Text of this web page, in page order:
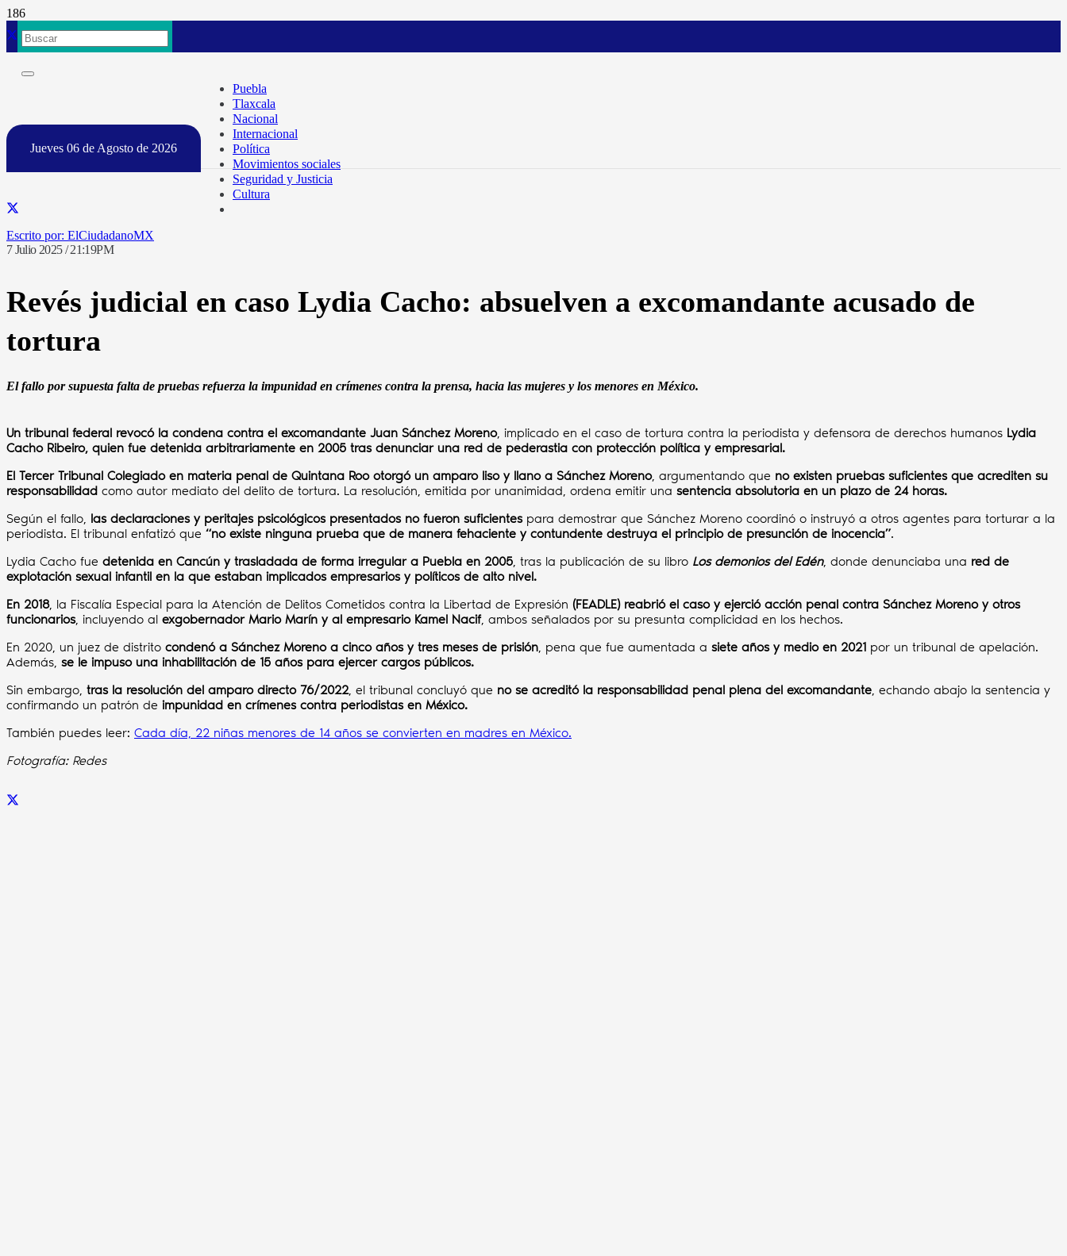
Jueves 06 de Agosto de 2026
Puebla
Tlaxcala
Nacional
Internacional
Política
Movimientos sociales
Seguridad y Justicia
Cultura
ElCiudadanoMX
7 Julio 2025 / 21:19PM
Revés judicial en caso Lydia Cacho: absuelven a excomandante acusado de
tortura
El fallo por supuesta falta de pruebas refuerza la impunidad en crímenes contra la prensa, hacia las mujeres y los menores en México.
Un tribunal federal revocó la condena contra el excomandante Juan Sánchez Moreno, implicado en el caso de tortura contra la periodista y defensora de derechos humanos Lydia
Cacho Ribeiro, quien fue detenida arbitrariamente en 2005 tras denunciar una red de pederastia con protección política y empresarial.
El Tercer Tribunal Colegiado en materia penal de Quintana Roo otorgó un amparo liso y llano a Sánchez Moreno, argumentando que no existen pruebas suficientes que acrediten su
responsabilidad como autor mediato del delito de tortura. La resolución, emitida por unanimidad, ordena emitir una sentencia absolutoria en un plazo de 24 horas.
Según el fallo, las declaraciones y peritajes psicológicos presentados no fueron suficientespara demostrar que Sánchez Moreno coordinó o instruyó a otros agentes para torturar a la
periodista. El tribunal enfatizó que “no existe ninguna prueba que de manera fehaciente y contundente destruya el principio de presunción de inocencia”.
Lydia Cacho fue detenida en Cancún y trasladada de forma irregular a Puebla en 2005, tras la publicación de su libro Los demonios del Edén, donde denunciaba una red de
explotación sexual infantil en la que estaban implicados empresarios y políticos de alto nivel.
En 2018, la Fiscalía Especial para la Atención de Delitos Cometidos contra la Libertad de Expresión (FEADLE) reabrió el caso y ejerció acción penal contra Sánchez Moreno y otros
funcionarios, incluyendo al exgobernador Mario Marín y al empresario Kamel Nacif, ambos señalados por su presunta complicidad en los hechos.
En 2020, un juez de distrito condenó a Sánchez Moreno a cinco años y tres meses de prisión, pena que fue aumentada a siete años y medio en 2021 por un tribunal de apelación.
Además, se le impuso una inhabilitación de 15 años para ejercer cargos públicos.
Sin embargo, tras la resolución del amparo directo 76/2022, el tribunal concluyó que no se acreditó la responsabilidad penal plena del excomandante, echando abajo la sentencia y
confirmando un patrón de impunidad en crímenes contra periodistas en México.
También puedes leer: Cada día, 22 niñas menores de 14 años se convierten en madres en México.
Fotografía: Redes